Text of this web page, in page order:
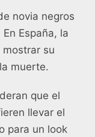
novia negros
España, la
su
muerte.
que el
llevar el
para un look